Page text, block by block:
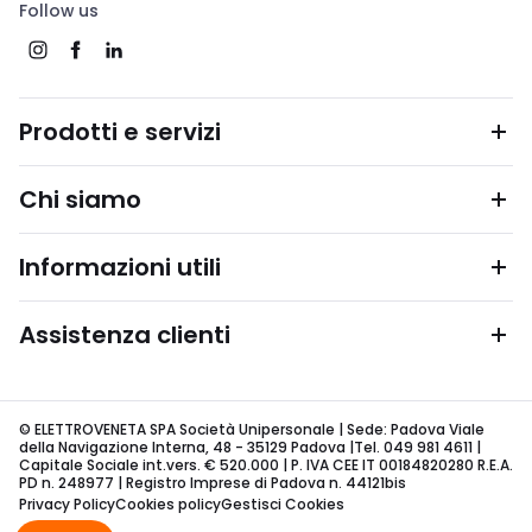
Follow us
Prodotti e servizi
Chi siamo
Informazioni utili
Assistenza clienti
© ELETTROVENETA SPA Società Unipersonale | Sede: Padova Viale
della Navigazione Interna, 48 - 35129 Padova |Tel. 049 981 4611 |
Capitale Sociale int.vers. € 520.000 | P. IVA CEE IT 00184820280 R.E.A.
PD n. 248977 | Registro Imprese di Padova n. 44121bis
Privacy PolicyCookies policyGestisci Cookies